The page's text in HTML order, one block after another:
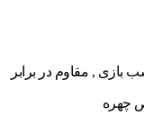
, مقاوم در برابر
چهره